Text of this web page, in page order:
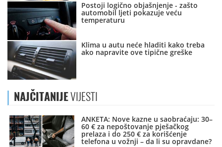
Postoji logično objašnjenje - zašto
automobil ljeti pokazuje veću
temperaturu
Klima u autu neće hladiti kako treba
ako napravite ove tipične greške
NAJČITANIJEVIJESTI
ANKETA: Nove kazne u saobraćaju: 30–
60 € za nepoštovanje pješačkog
prelaza i do 250 € za korišćenje
telefona u vožnji – da li su opravdane?